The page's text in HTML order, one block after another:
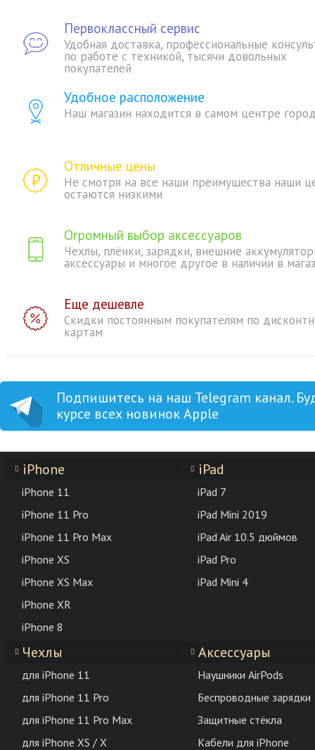
Первоклассный сервис
Удобная доставка, профессиональные
по работе с техникой, тысячи довольных
покупателей
Удобное расположение
Наш магазин находится в самом центре
Отличные цены
Не смотря на все наши преимущества наши
остаются низкими
Огромный выбор аксессуаров
Чехлы, плёнки, зарядки, внешние
аксессуары и многое другое в наличии в
Еще дешевле
Скидки постоянным покупателям по
картам
Подпишитесь на наш Telegram канал.
курсе всех новинок Apple
iPhone
iPhone 11
iPhone 11 Pro
iPhone 11 Pro Max
iPhone XS
iPhone XS Max
iPhone XR
iPhone 8
iPad
iPad 7
iPad Mini 2019
iPad Air 10.5 дюймов
iPad Pro
iPad Mini 4
Чехлы
для iPhone 11
для iPhone 11 Pro
для iPhone 11 Pro Max
для iPhone XS / X
Аксессуары
Наушники AirPods
Беспроводные зарядки
Защитные стёкла
Кабели для iPhone